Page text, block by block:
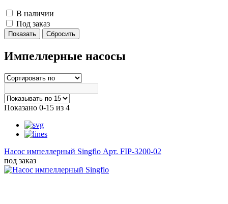
В наличии
Под заказ
Импеллерные насосы
Показано 0-15 из 4
Насос импеллерный Singflo Арт. FIP-3200-02
под заказ